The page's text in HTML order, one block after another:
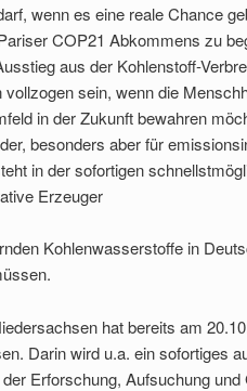
wenn es eine reale Chance
COP21 Abkommens zu
aus der Kohlenstoff-
sein, wenn die
in der Zukunft bewahren
besonders aber für
in der sofortigen
Erzeuger
Kohlenwasserstoffe in
hat bereits am
Darin wird u.a. ein sofortiges
Erforschung, Aufsuchung